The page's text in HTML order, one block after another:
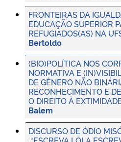
FRONTEIRAS DA
EDUCAÇÃO SUPERIOR
REFUGIADOS(AS) NA
Bertoldo
(BIO)POLÍTICA NOS
NORMATIVA E
DE GÊNERO NÃO
RECONHECIMENTO E
O DIREITO À
Balem
DISCURSO DE ÓDIO
“ESCREVA LOLA